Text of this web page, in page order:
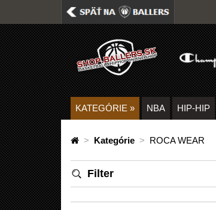
KATEGÓRIE » NBA HIP-HIP
> Kategórie > ROCA WEAR
Filter